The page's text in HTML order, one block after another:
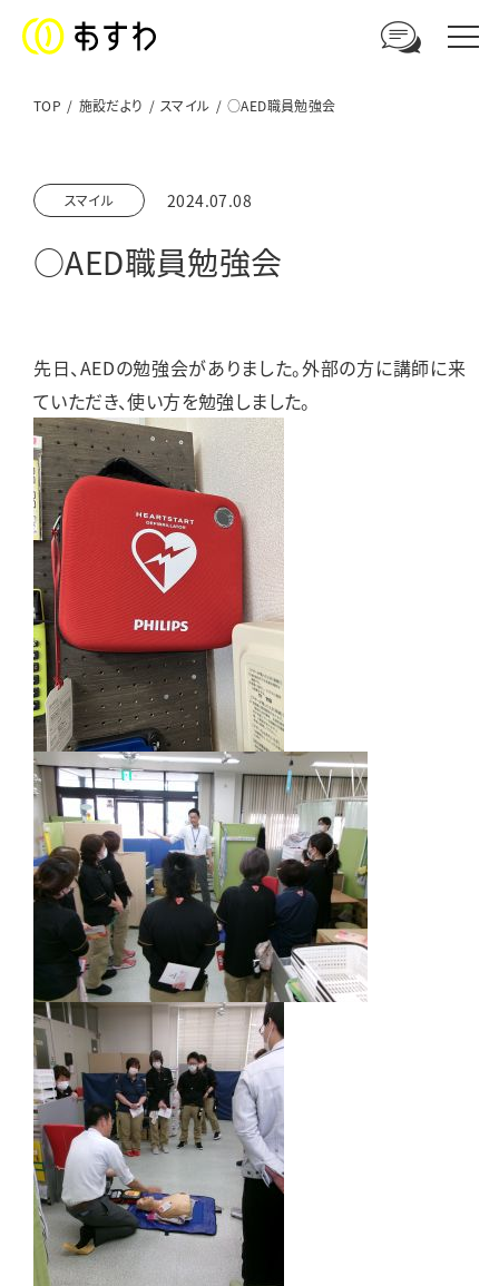
ご相談やお問い合わせはこちら
電話からのお問い合わせ
ウェブからのお問い合わせ
メールフォーム
TOP 施設だより スマイル ○AED職員勉強会
スマイル 2024.07.08
○AED職員勉強会
先日、AEDの勉強会がありました。外部の方に講師に来
ていただき、使い方を勉強しました。